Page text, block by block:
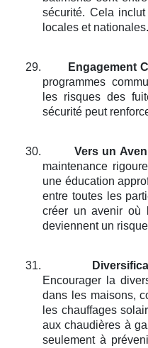
sécurité. Cela
locales et nationales.
29. Engagement
programmes
les risques des
sécurité peut
30. Vers un
maintenance
une éducation
entre toutes les
créer un avenir où
deviennent un
31.
Encourager la
dans les maisons,
les chauffages
aux chaudières à
seulement à